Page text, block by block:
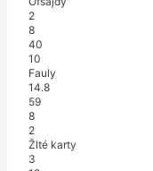
2
8
40
10
Fauly
14.8
59
8
2
Žlté karty
3